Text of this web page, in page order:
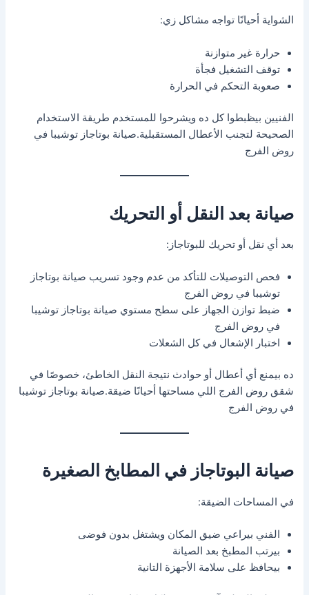
الشواية أحيانًا تواجه مشاكل زي:
حرارة غير متوازنة
توقف التشغيل فجأة
صعوبة التحكم في الحرارة
الفنيين بيظبطوا كل ده ويشرحوا للمستخدم طريقة الاستخدام
الصحيحة لتجنب الأعطال المستقبلية.صيانة بوتاجاز توشيبا في
روض الفرج
صيانة بعد النقل أو التحريك
بعد أي نقل أو تحريك للبوتاجاز:
فحص التوصيلات للتأكد من عدم وجود تسريب صيانة بوتاجاز
توشيبا في روض الفرج
ضبط توازن الجهاز على سطح مستوي صيانة بوتاجاز توشيبا
في روض الفرج
اختبار الإشعال في كل الشعلات
ده بيمنع أي أعطال أو حوادث نتيجة النقل الخاطئ، خصوصًا في
شقق روض الفرج اللي مساحتها أحيانًا ضيقة.صيانة بوتاجاز توشيبا
في روض الفرج
صيانة البوتاجاز في المطابخ الصغيرة
في المساحات الضيقة:
الفني بيراعي ضيق المكان ويشتغل بدون فوضى
بيرتب المطبخ بعد الصيانة
بيحافظ على سلامة الأجهزة التانية